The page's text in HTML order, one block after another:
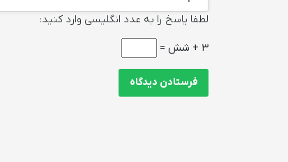
لطفا پاسخ را به عدد انگلیسی وارد کنید:
3 + شش =